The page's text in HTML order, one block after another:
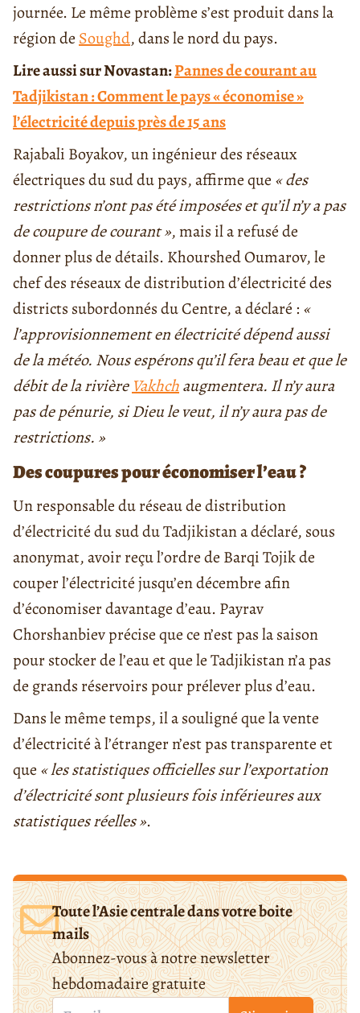
journée. Le même problème s’est produit dans la
région de Soughd, dans le nord du pays.
Lire aussi sur Novastan:Pannes de courant au
Tadjikistan : Comment le pays « économise »
l’électricité depuis près de 15 ans
Rajabali Boyakov, un ingénieur des réseaux
électriques du sud du pays, affirme que «des
restrictions n’ont pas été imposées et qu’il n’y a pas
de coupure de courant», mais il a refusé de
donner plus de détails. Khourshed Oumarov, le
chef des réseaux de distribution d’électricité des
districts subordonnés du Centre, a déclaré : «
l’approvisionnement en électricité dépend aussi
de la météo. Nous espérons qu’il fera beau et que le
débit de la rivière Vakhchaugmentera. Il n’y aura
pas de pénurie, si Dieu le veut, il n’y aura pas de
restrictions. »
Des coupures pour économiser l’eau ?
Un responsable du réseau de distribution
d’électricité du sud du Tadjikistan a déclaré, sous
anonymat, avoir reçu l’ordre de Barqi Tojik de
couper l’électricité jusqu’en décembre afin
d’économiser davantage d’eau. Payrav
Chorshanbiev précise que ce n’est pas la saison
pour stocker de l’eau et que le Tadjikistan n’a pas
de grands réservoirs pour prélever plus d’eau.
Dans le même temps, il a souligné que la vente
d’électricité à l’étranger n’est pas transparente et
que « lesstatistiques officielles sur l’exportation
d’électricité sont plusieurs fois inférieures aux
statistiques réelles».
Toute l’Asie centrale dans votre boite
mails
Abonnez-vous à notre newsletter
hebdomadaire gratuite